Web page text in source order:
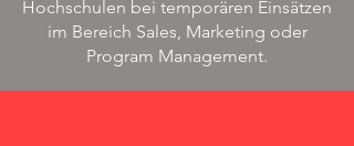
Hochschulen bei temporären Einsätzen
im Bereich Sales, Marketing oder
Program Management.